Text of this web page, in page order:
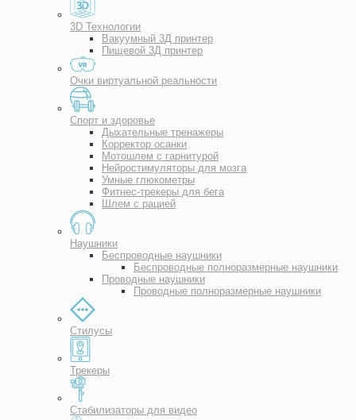
3D Технологии
Вакуумный 3Д принтер
Пищевой 3Д принтер
Очки виртуальной реальности
Спорт и здоровье
Дыхательные тренажеры
Корректор осанки
Мотошлем с гарнитурой
Нейростимуляторы для мозга
Умные глюкометры
Фитнес-трекеры для бега
Шлем с рацией
Наушники
Беспроводные наушники
Беспроводные полноразмерные наушники
Проводные наушники
Проводные полноразмерные наушники
Стилусы
Трекеры
Стабилизаторы для видео